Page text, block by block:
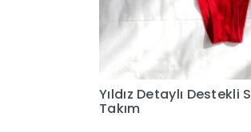
Yıldız Detaylı Destekli
Takım